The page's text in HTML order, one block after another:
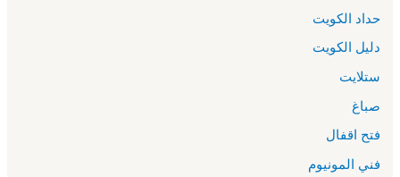
حداد الكويت
دليل الكويت
ستلايت
صباغ
فتح اقفال
فني المونيوم